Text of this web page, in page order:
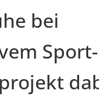
bei
Sport-